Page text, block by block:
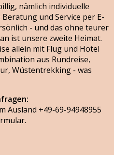
nämlich individuelle
und Service per E-
- und das ohne teurer
ist unsere zweite Heimat.
allein mit Flug und Hotel
aus Rundreise,
Wüstentrekking - was
Ausland +49-69-94948955